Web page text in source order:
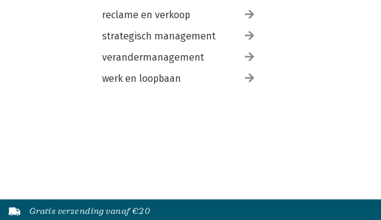
reclame en verkoop
strategisch management
verandermanagement
werk en loopbaan
Gratis verzending vanaf €20